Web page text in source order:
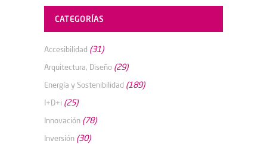
CATEGORÍAS
Accesibilidad (31)
Arquitectura, Diseño (29)
Energía y Sostenibilidad (189)
I+D+i (25)
Innovación (78)
Inversión (30)